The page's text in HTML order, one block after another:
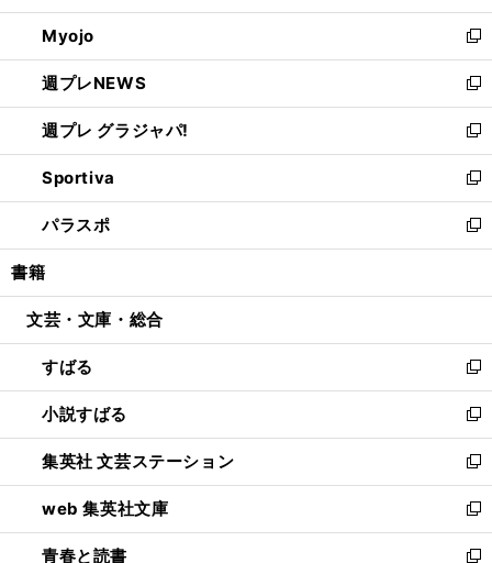
開
く
ウ
で
開
く
ン
ド
ウ
で
開
く
ウ
ィ
ン
ド
ウ
で
開
く
Myojo
新
し
い
ウ
ィ
ン
ド
ウ
で
開
週プレNEWS
新
し
い
ウ
ィ
ン
ド
ウ
開
週プレ グラジャパ!
新
し
い
ウ
ィ
ン
ウ
開
く
Sportiva
新
し
い
ウ
ン
ウ
で
開
く
パラスポ
新
し
ウ
ン
ド
ウ
で
開
く
書籍
文芸・文庫・総合
すばる
新
し
い
ウ
ィ
ン
ド
ウ
で
小説すばる
新
し
い
ウ
ィ
ン
ド
集英社 文芸ステーション
新
し
い
ウ
ィ
web 集英社文庫
新
し
青春と読書